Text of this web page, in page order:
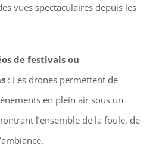
vues spectaculaires depuis les
de festivals ou
: Les drones permettent de
en plein air sous un
l’ensemble de la foule, de